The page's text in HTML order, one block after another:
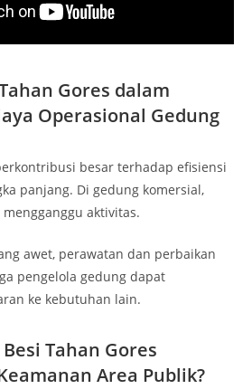
Gores dalam
Operasional Gedung
besar terhadap efisiensi
panjang. Di gedung komersial,
aktivitas.
awet, perawatan dan perbaikan
pengelola gedung dapat
ke kebutuhan lain.
Tahan Gores
Area Publik?